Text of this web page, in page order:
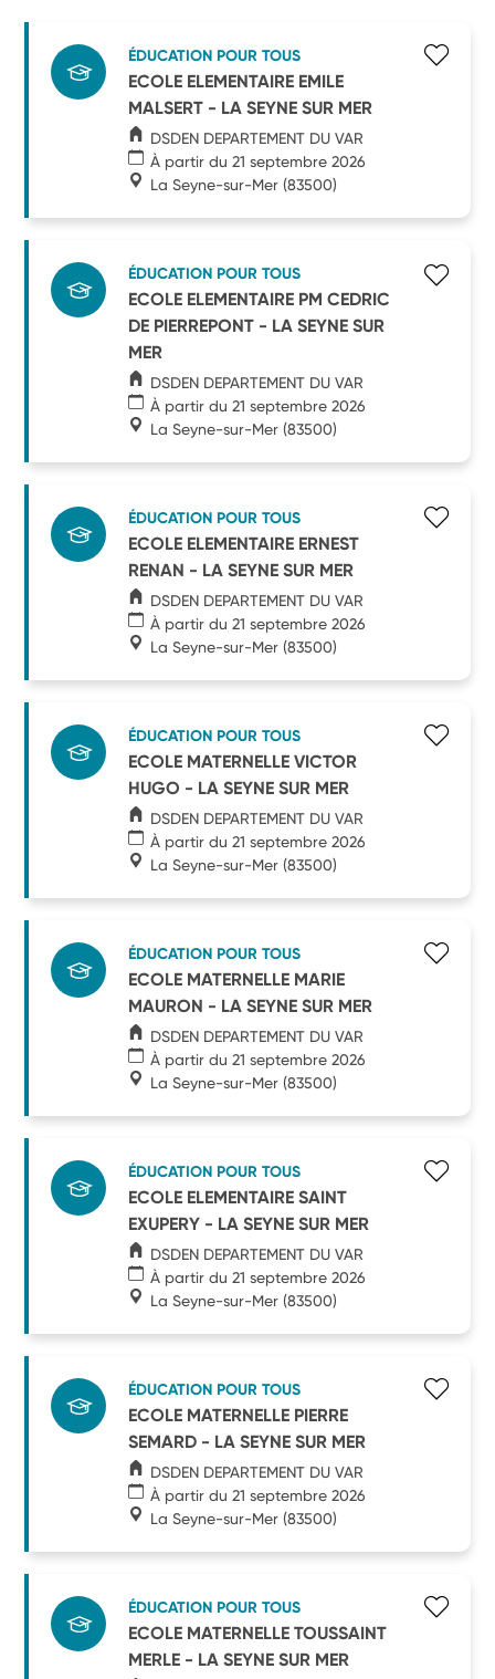
ÉDUCATION POUR TOUS
ECOLE ELEMENTAIRE EMILE
MALSERT - LA SEYNE SUR MER
DSDEN DEPARTEMENT DU VAR
À partir du 21 septembre 2026
La Seyne-sur-Mer (83500)
ÉDUCATION POUR TOUS
ECOLE ELEMENTAIRE PM CEDRIC
DE PIERREPONT - LA SEYNE SUR
MER
DSDEN DEPARTEMENT DU VAR
À partir du 21 septembre 2026
La Seyne-sur-Mer (83500)
ÉDUCATION POUR TOUS
ECOLE ELEMENTAIRE ERNEST
RENAN - LA SEYNE SUR MER
DSDEN DEPARTEMENT DU VAR
À partir du 21 septembre 2026
La Seyne-sur-Mer (83500)
ÉDUCATION POUR TOUS
ECOLE MATERNELLE VICTOR
HUGO - LA SEYNE SUR MER
DSDEN DEPARTEMENT DU VAR
À partir du 21 septembre 2026
La Seyne-sur-Mer (83500)
ÉDUCATION POUR TOUS
ECOLE MATERNELLE MARIE
MAURON - LA SEYNE SUR MER
DSDEN DEPARTEMENT DU VAR
À partir du 21 septembre 2026
La Seyne-sur-Mer (83500)
ÉDUCATION POUR TOUS
ECOLE ELEMENTAIRE SAINT
EXUPERY - LA SEYNE SUR MER
DSDEN DEPARTEMENT DU VAR
À partir du 21 septembre 2026
La Seyne-sur-Mer (83500)
ÉDUCATION POUR TOUS
ECOLE MATERNELLE PIERRE
SEMARD - LA SEYNE SUR MER
DSDEN DEPARTEMENT DU VAR
À partir du 21 septembre 2026
La Seyne-sur-Mer (83500)
ÉDUCATION POUR TOUS
ECOLE MATERNELLE TOUSSAINT
MERLE - LA SEYNE SUR MER